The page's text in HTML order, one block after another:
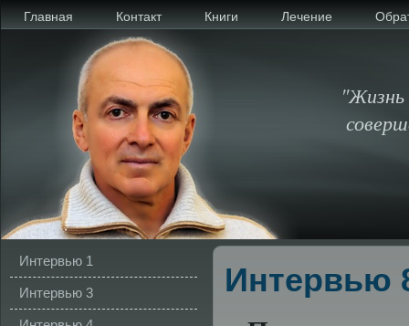
Главная Контакт Книги Лечение
Интервью 1
Интервью 3 Интервью